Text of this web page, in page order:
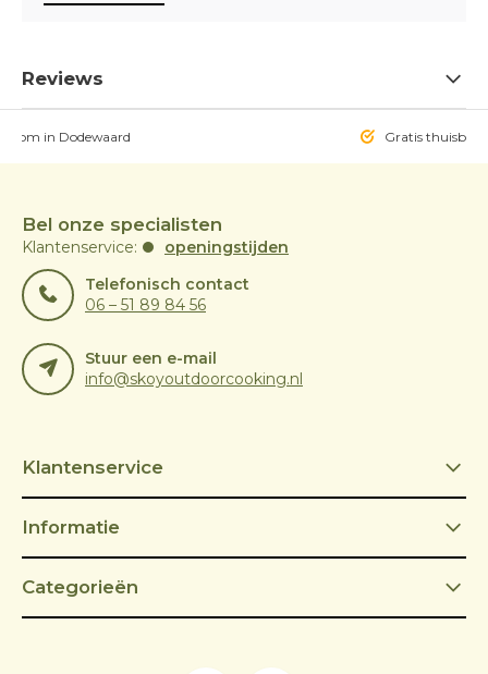
Reviews
in Dodewaard Gratis
Bel onze specialisten
Klantenservice:
openingstijden
Telefonisch contact
06 – 51 89 84 56
Stuur een e-mail
info@skoyoutdoorcooking.nl
Klantenservice
Informatie
Categorieën